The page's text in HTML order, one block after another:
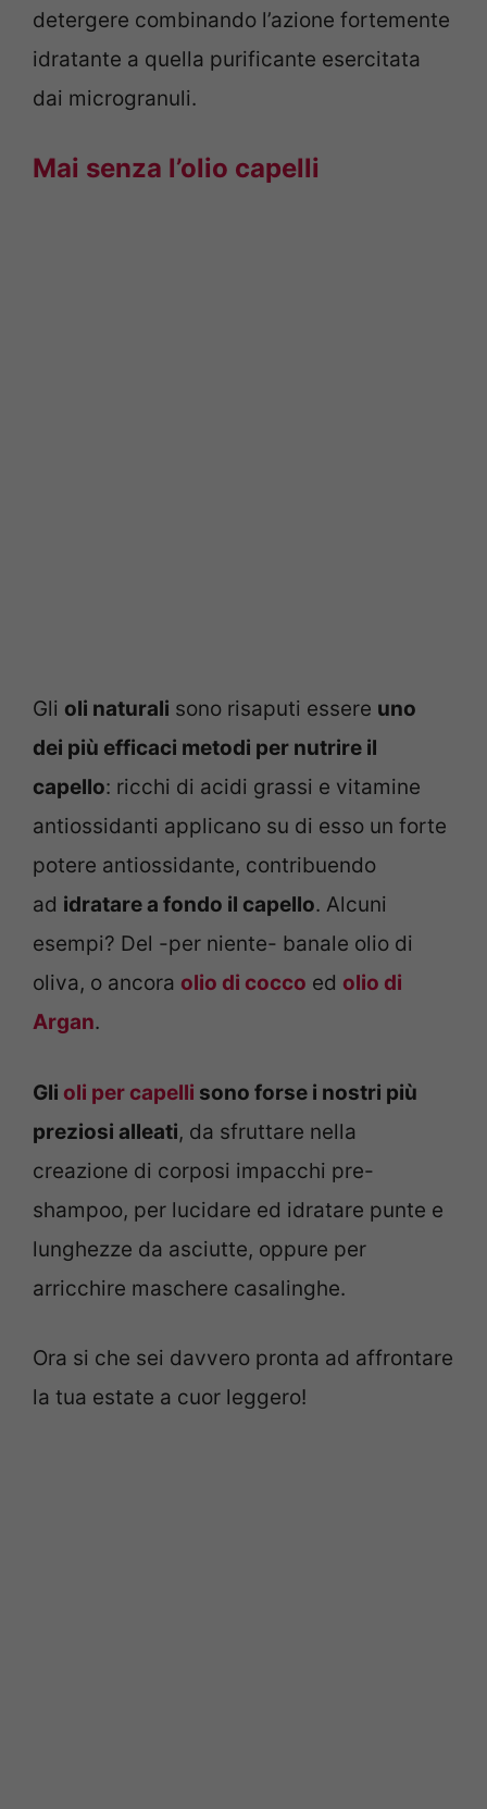
detergere combinando l’azione fortemente
idratante a quella purificante esercitata
dai microgranuli.
Mai senza l’olio capelli
Gli oli naturali sono risaputi essere uno
dei più efficaci metodi per nutrire il
capello: ricchi di acidi grassi e vitamine
antiossidanti applicano su di esso un forte
potere antiossidante, contribuendo
ad idratare a fondo il capello. Alcuni
esempi? Del -per niente- banale olio di
oliva, o ancora olio di cocco ed olio di
Argan.
Gli oli per capelli sono forse i nostri più
preziosi alleati, da sfruttare nella
creazione di corposi impacchi pre-
shampoo, per lucidare ed idratare punte e
lunghezze da asciutte, oppure per
arricchire maschere casalinghe.
Ora si che sei davvero pronta ad affrontare
la tua estate a cuor leggero!